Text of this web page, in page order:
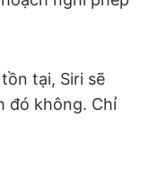
tại, Siri sẽ
đó không. Chỉ